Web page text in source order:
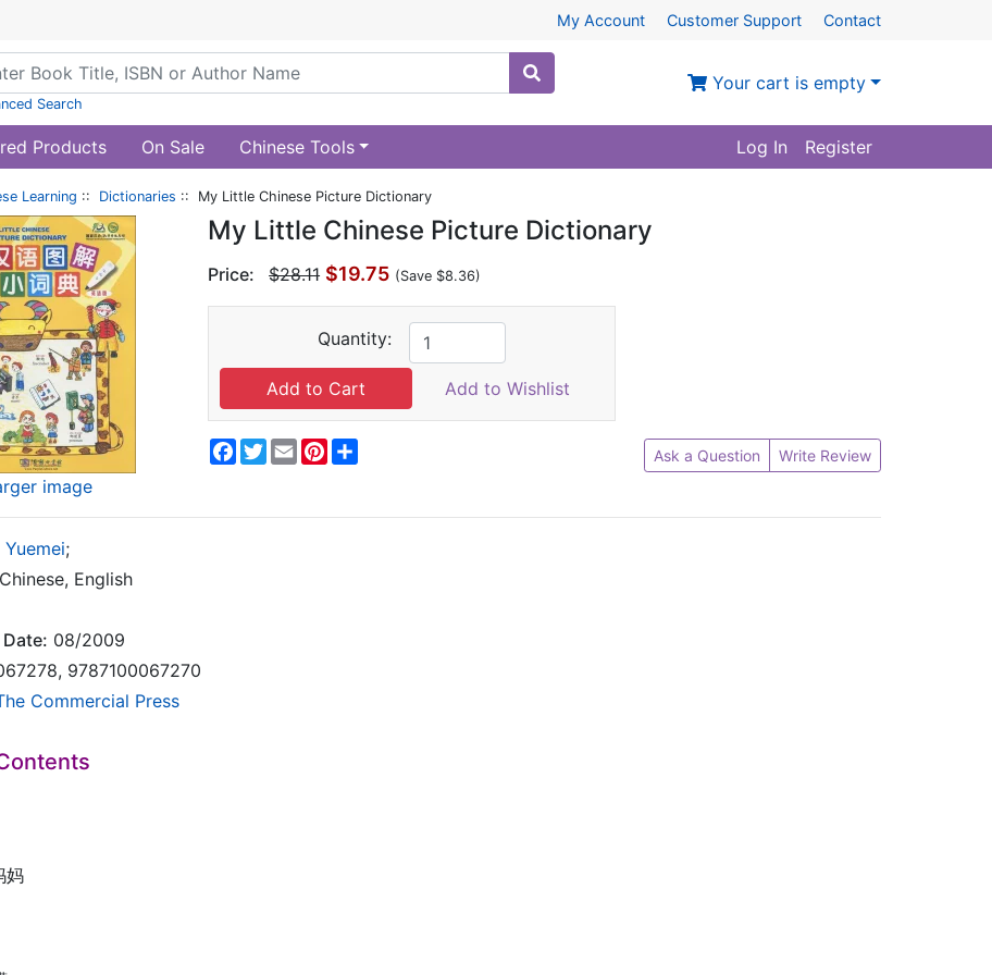
My Account Customer Support Contact
Search
Your cart is empty
Products On Sale Chinese Tools Log In Register
Learning :: Dictionaries :: My Little Chinese Picture Dictionary
image
My Little Chinese Picture Dictionary
Price: $28.11 $19.75 (Save $8.36)
Quantity:
Add to Wishlist
Facebook
Twitter
EmailPinterest Ask a Question Write Review
Yuemei;
Chinese, English
08/2009
9787100067270
Commercial Press
妈